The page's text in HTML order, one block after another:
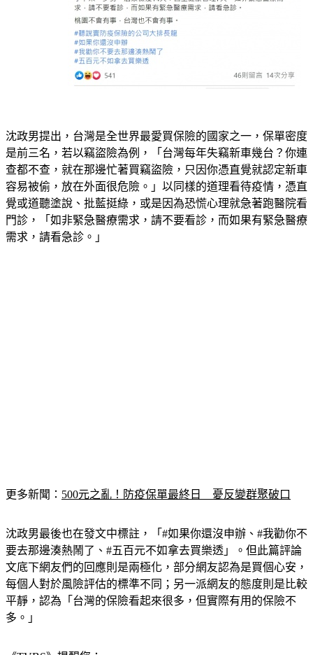
沈政男提出，台灣是全世界最愛買保險的國家之一，保單密度
是前三名，若以竊盜險為例，「台灣每年失竊新車幾台？你連
查都不查，就在那邊忙著買竊盜險，只因你憑直覺就認定新車
容易被偷，放在外面很危險。」以同樣的道理看待疫情，憑直
覺或道聽塗說、批藍挺綠，或是因為恐慌心理就急著跑醫院看
門診，「如非緊急醫療需求，請不要看診，而如果有緊急醫療
需求，請看急診。」
更多新聞： 500元之亂！防疫保單最終日　憂反變群聚破口
沈政男最後也在發文中標註，「#如果你還沒申辦、#我勸你不
要去那邊湊熱鬧了、#五百元不如拿去買樂透」。但此篇評論
文底下網友們的回應則是兩極化，部分網友認為是買個心安，
每個人對於風險評估的標準不同；另一派網友的態度則是比較
平靜，認為「台灣的保險看起來很多，但實際有用的保險不
多。」